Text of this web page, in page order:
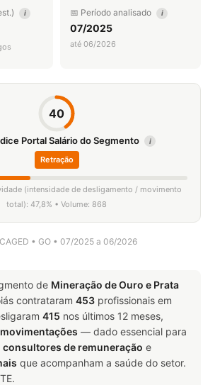
i 📅 Período analisado i
07/2025
até 06/2026
40
Portal Salário do Segmento i
Retração
(intensidade de desligamento / movimento
total): 47,8% • Volume: 868
• GO • 07/2025 a 06/2026
de Mineração de Ouro e Prata
contrataram 453 profissionais em
415 nos últimos 12 meses,
— dado essencial para
consultores de remuneração e
que acompanham a saúde do setor.